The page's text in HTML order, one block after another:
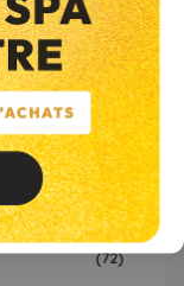
Entrepôt de
Normandie
3 rue des
14 540 Soliers
Nous livrons les
départements
Calvados (14) ;
(50) ; Orne (61) ;
Mayenne (53) ;
(72)